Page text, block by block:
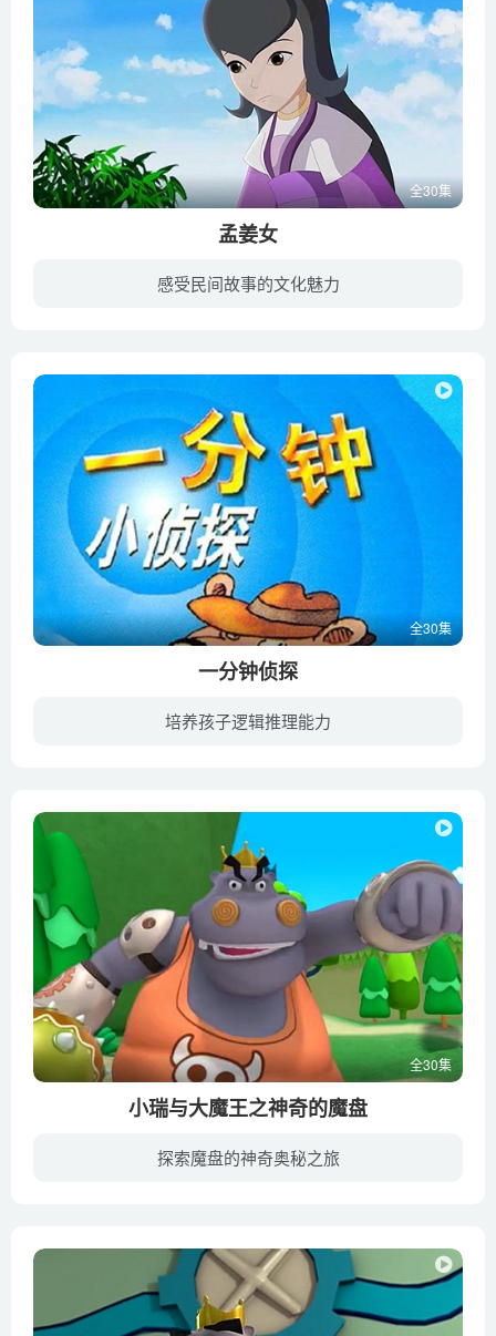
全30集
孟姜女
感受民间故事的文化魅力
全30集
一分钟侦探
培养孩子逻辑推理能力
全30集
小瑞与大魔王之神奇的魔盘
探索魔盘的神奇奥秘之旅